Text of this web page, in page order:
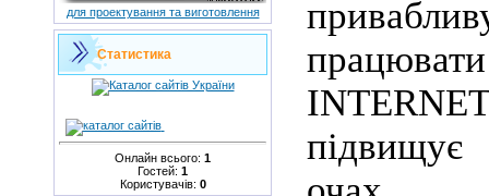
для проектування та виготовлення
Статистика
Онлайн всього: 1
Гостей: 1
Користувачів: 0